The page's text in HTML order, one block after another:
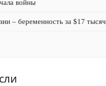
войны
– беременность за $17 тысяч